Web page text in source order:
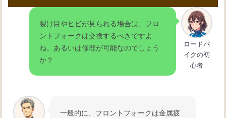
裂け目やヒビが見られる場合は、フロ
ントフォークは交換するべきですよ
ね。あるいは修理が可能なのでしょう
か？
ロードバ
イクの初
心者
一般的に、フロントフォークは金属疲